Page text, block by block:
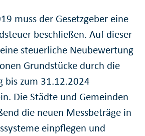
muss der Gesetzgeber eine
beschließen. Auf dieser
steuerliche Neubewertung
Grundstücke durch die
bis zum 31.12.2024
Die Städte und Gemeinden
die neuen Messbeträge in
einpflegen und